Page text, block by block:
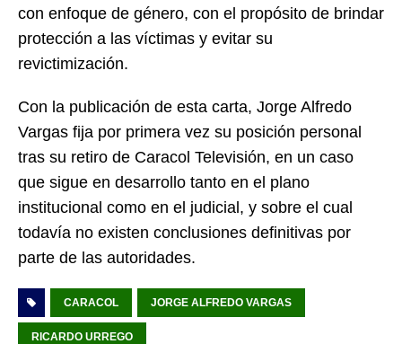
con enfoque de género, con el propósito de brindar
protección a las víctimas y evitar su
revictimización.
Con la publicación de esta carta, Jorge Alfredo
Vargas fija por primera vez su posición personal
tras su retiro de Caracol Televisión, en un caso
que sigue en desarrollo tanto en el plano
institucional como en el judicial, y sobre el cual
todavía no existen conclusiones definitivas por
parte de las autoridades.
CARACOL JORGE ALFREDO VARGAS
RICARDO URREGO